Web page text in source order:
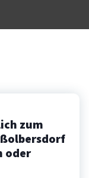
zum
oder